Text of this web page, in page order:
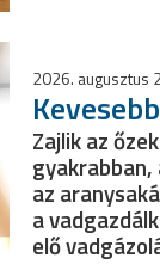
2026. augusztus
Zajlik az
az
a
elő